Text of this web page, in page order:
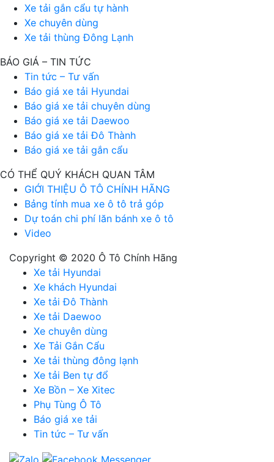
Xe tải gắn cẩu tự hành
Xe chuyên dùng
Xe tải thùng Đông Lạnh
BÁO GIÁ – TIN TỨC
Tin tức – Tư vấn
Báo giá xe tải Hyundai
Báo giá xe tải chuyên dùng
Báo giá xe tải Daewoo
Báo giá xe tải Đô Thành
Báo giá xe tải gắn cẩu
CÓ THỂ QUÝ KHÁCH QUAN TÂM
GIỚI THIỆU Ô TÔ CHÍNH HÃNG
Bảng tính mua xe ô tô trả góp
Dự toán chi phí lăn bánh xe ô tô
Video
Copyright © 2020 Ô Tô Chính Hãng
Xe tải Hyundai
Xe khách Hyundai
Xe tải Đô Thành
Xe tải Daewoo
Xe chuyên dùng
Xe Tải Gắn Cẩu
Xe tải thùng đông lạnh
Xe tải Ben tự đổ
Xe Bồn – Xe Xitec
Phụ Tùng Ô Tô
Báo giá xe tải
Tin tức – Tư vấn